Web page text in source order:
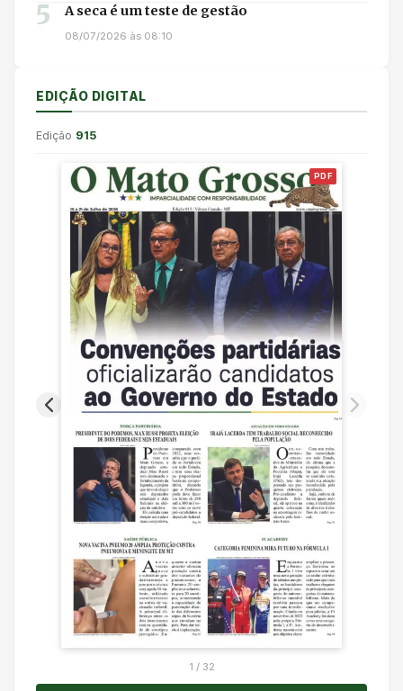
5 A seca é um teste de gestão
08/07/2026 às 08:10
EDIÇÃO DIGITAL
Edição 915
PDF
1 / 32